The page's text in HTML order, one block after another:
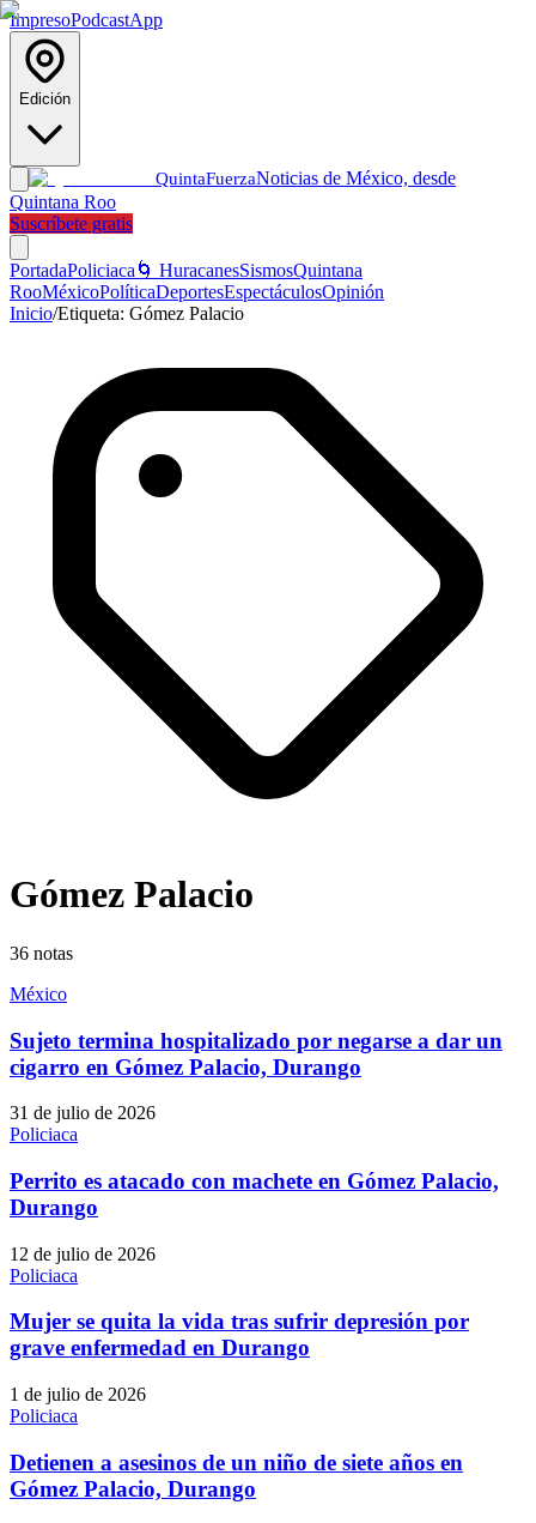
ImpresoPodcastApp
Edición
QuintaFuerzaNoticias de México, desde
Quintana Roo
Suscríbete gratis
PortadaPoliciaca 🌀 HuracanesSismosQuintana
RooMéxicoPolíticaDeportesEspectáculosOpinión
Inicio/Etiqueta: Gómez Palacio
Gómez Palacio
36 notas
México
Sujeto termina hospitalizado por negarse a dar un
cigarro en Gómez Palacio, Durango
31 de julio de 2026
Policiaca
Perrito es atacado con machete en Gómez Palacio,
Durango
12 de julio de 2026
Policiaca
Mujer se quita la vida tras sufrir depresión por
grave enfermedad en Durango
1 de julio de 2026
Policiaca
Detienen a asesinos de un niño de siete años en
Gómez Palacio, Durango